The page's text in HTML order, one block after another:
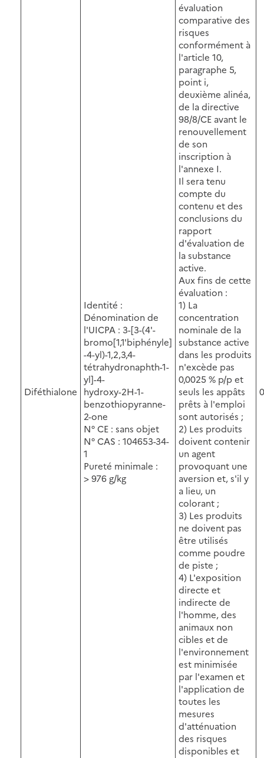
Diféthialone
Identité :
Dénomination de
l'UICPA : 3-[3-(4'-
bromo[1,1'biphényle]
-4-yl)-1,2,3,4-
tétrahydronaphth-1-
yl]-4-
hydroxy-2H-1-
benzothiopyranne-
2-one
N° CE : sans objet
N° CAS : 104653-34-
1
Pureté minimale :
> 976 g/kg
évaluation
comparative des
risques
conformément à
l'article 10,
paragraphe 5,
point i,
deuxième alinéa,
de la directive
98/8/CE avant le
renouvellement
de son
inscription à
l'annexe I.
Il sera tenu
compte du
contenu et des
conclusions du
rapport
d'évaluation de
la substance
active.
Aux fins de cette
évaluation :
1) La
concentration
nominale de la
substance active
dans les produits
n'excède pas
0,0025 % p/p et
seuls les appâts
prêts à l'emploi
sont autorisés ;
2) Les produits
doivent contenir
un agent
provoquant une
aversion et, s'il y
a lieu, un
colorant ;
3) Les produits
ne doivent pas
être utilisés
comme poudre
de piste ;
4) L'exposition
directe et
indirecte de
l'homme, des
animaux non
cibles et de
l'environnement
est minimisée
par l'examen et
l'application de
toutes les
mesures
d'atténuation
des risques
disponibles et